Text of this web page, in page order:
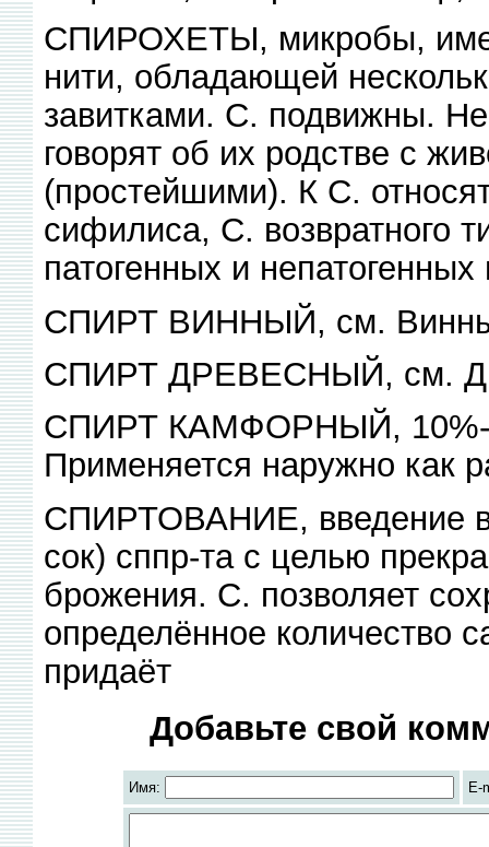
СПИРОХЕТЫ, микробы,
нити, обладающей
завитками. С. подвижны.
говорят об их родстве с
(простейшими). К С.
сифилиса, С. возвратного
патогенных и непатогенных
СПИРТ ВИННЫЙ, см.
СПИРТ ДРЕВЕСНЫЙ, см.
СПИРТ КАМФОРНЫЙ, 10%-
Применяется наружно как
СПИРТОВАНИЕ, введение в
сок) сппр-та с целью
брожения. С. позволяет
определённое количество
придаёт
Добавьте свой
Имя: E-